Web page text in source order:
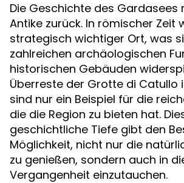
Die Geschichte des Gardasees
Antike zurück. In römischer Zeit
strategisch wichtiger Ort, was
zahlreichen archäologischen
historischen Gebäuden
Überreste der Grotte di Catullo
sind nur ein Beispiel für die
die die Region zu bieten hat.
geschichtliche Tiefe gibt den
Möglichkeit, nicht nur die
zu genießen, sondern auch in
Vergangenheit einzutauchen.